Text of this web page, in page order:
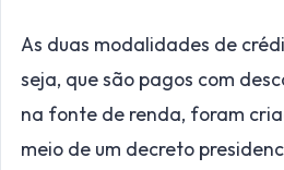
As duas modalidades de
seja, que são pagos com
na fonte de renda, foram
meio de um decreto